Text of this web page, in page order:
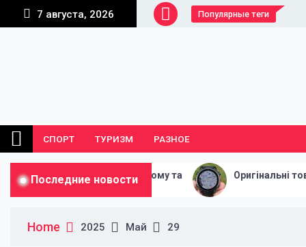
7 августа, 2026 Популярные теги
СПОРТ ТУРИЗМ РАЗНОЕ
Последние новости
для дому та Оригінальні товари Garmin
Home 2025 Май 29